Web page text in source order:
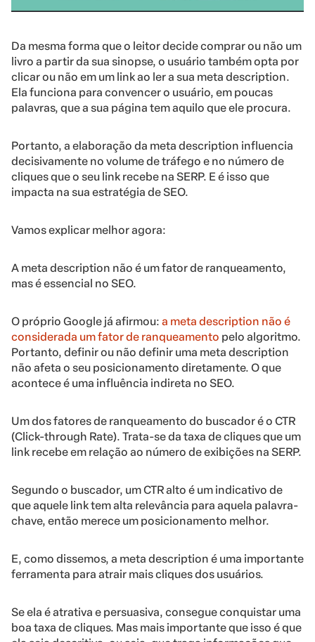
Da mesma forma que o leitor decide comprar ou não um
livro a partir da sua sinopse, o usuário também opta por
clicar ou não em um link ao ler a sua meta description.
Ela funciona para convencer o usuário, em poucas
palavras, que a sua página tem aquilo que ele procura.
Portanto, a elaboração da meta description influencia
decisivamente no volume de tráfego e no número de
cliques que o seu link recebe na SERP. E é isso que
impacta na sua estratégia de SEO.
Vamos explicar melhor agora:
A meta description não é um fator de ranqueamento,
mas é essencial no SEO.
O próprio Google já afirmou: a meta description não é
considerada um fator de ranqueamento pelo algoritmo.
Portanto, definir ou não definir uma meta description
não afeta o seu posicionamento diretamente. O que
acontece é uma influência indireta no SEO.
Um dos fatores de ranqueamento do buscador é o CTR
(Click-through Rate). Trata-se da taxa de cliques que um
link recebe em relação ao número de exibições na SERP.
Segundo o buscador, um CTR alto é um indicativo de
que aquele link tem alta relevância para aquela palavra-
chave, então merece um posicionamento melhor.
E, como dissemos, a meta description é uma importante
ferramenta para atrair mais cliques dos usuários.
Se ela é atrativa e persuasiva, consegue conquistar uma
boa taxa de cliques. Mas mais importante que isso é que